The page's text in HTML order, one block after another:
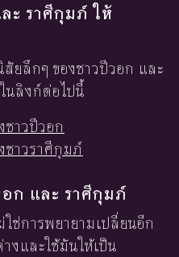
ะ ราศีกุมภ์ ให้
ยลึกๆ ของชาวปีวอก และ
นลิงก์ต่อไปนี้
ชาวปีวอก
ชาวราศีกุมภ์
ก และ ราศีกุมภ์
ช่การพยายามเปลี่ยนอีก
งและใช้มันให้เป็น